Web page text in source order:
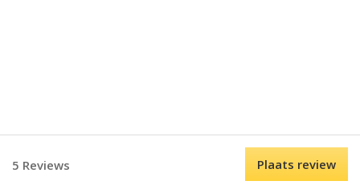
5 Reviews Plaats review